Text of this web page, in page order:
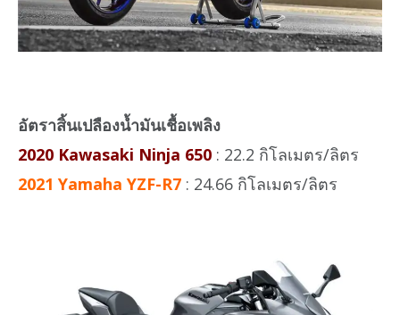
อัตราสิ้นเปลืองน้ำมันเชื้อเพลิง
2020 Kawasaki Ninja 650 : 22.2 กิโลเมตร/ลิตร
2021 Yamaha YZF-R7 : 24.66 กิโลเมตร/ลิตร